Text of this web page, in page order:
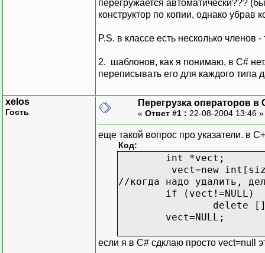
перегружается автоматически???
конструктор по копии, однако убрав
P.S. в классе есть несколько
2. шаблонов, как я понимаю, в C#
переписывать его для каждого типа
xelos
Гость
Перегрузка операторов в
« Ответ #1 : 22-08-2004 13:46
еще такой вопрос про указатели. в
Код:
int *vect;
vect=new
//когда надо удалить,
if (vect!=NULL)
delete
vect=NULL;
если я в С# сдклаю просто vect=null